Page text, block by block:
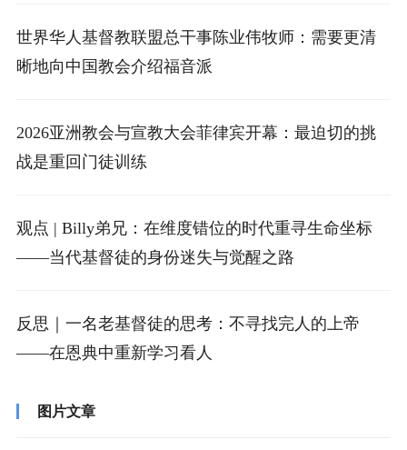
世界华人基督教联盟总干事陈业伟牧师：需要更清
晰地向中国教会介绍福音派
2026亚洲教会与宣教大会菲律宾开幕：最迫切的挑
战是重回门徒训练
观点 | Billy弟兄：在维度错位的时代重寻生命坐标
——当代基督徒的身份迷失与觉醒之路
反思｜一名老基督徒的思考：不寻找完人的上帝
——在恩典中重新学习看人
图片文章